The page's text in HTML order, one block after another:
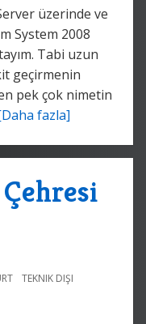
üzerinde ve
System 2008
Tabi uzun
geçirmenin
pek çok nimetin
fazla]
TEKNIK DIŞI